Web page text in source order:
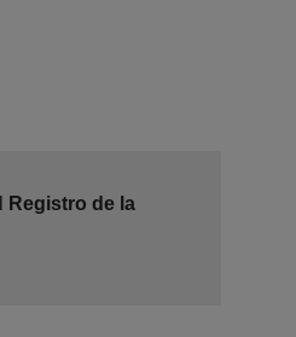
Registro de la